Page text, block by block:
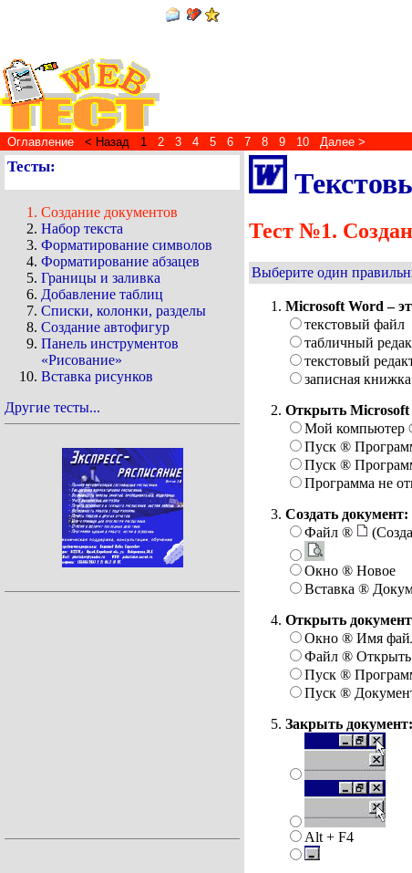
Оглавление < Назад 1 2 3 4 5 6 7 8 9 10 Далее >
Тесты:
Создание документов
Набор текста
Форматирование символов
Форматирование абзацев
Границы и заливка
Добавление таблиц
Списки, колонки, разделы
Создание автофигур
Панель инструментов
«Рисование»
Вставка рисунков
Другие тесты...
Тест №1.
Выберите один
Microsoft Word –
текстовый файл
табличный
текстовый
записная книжка
Открыть Microsoft
Мой компьютер
Пуск ®
Пуск ®
Программа не
Создать документ:
Файл ®
Окно ® Новое
Вставка ®
Открыть
Окно ® Имя
Файл ®
Пуск ®
Пуск ®
Закрыть документ:
Alt + F4